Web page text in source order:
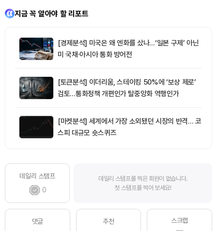
지금 꼭 알아야 할 리포트
[경제분석] 미국은 왜 엔화를 샀나…‘일본 구제’ 아닌
미 국채·아시아 통화 방어전
[토큰분석] 이더리움, 스테이킹 50%에 ‘보상 제로’
검토…통화정책 개편인가 탈중앙화 역행인가
[마켓분석] 세계에서 가장 소외됐던 시장의 반격… 코
스피 대규모 숏스퀴즈
데일리 스탬프
0
데일리 스탬프를 찍은 회원이 없습니다.
첫 스탬프를 찍어 보세요!
댓글
추천
스크랩